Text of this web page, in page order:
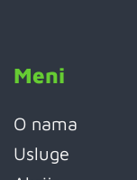
Meni
O nama
Usluge